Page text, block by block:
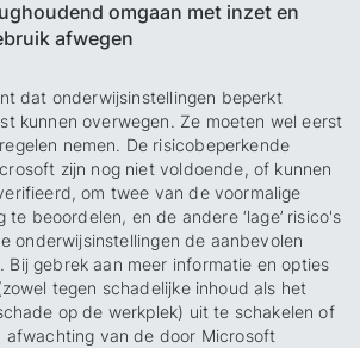
omgaan met inzet en
afwegen
dat onderwijsinstellingen beperkt
kunnen overwegen. Ze moeten wel eerst
nemen. De risicobeperkende
zijn nog niet voldoende, of kunnen
om twee van de voormalige
te beoordelen, en de andere ‘lage’ risico's
onderwijsinstellingen de aanbevolen
Bij gebrek aan meer informatie en opties
tegen schadelijke inhoud als het
op de werkplek) uit te schakelen of
afwachting van de door Microsoft